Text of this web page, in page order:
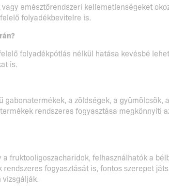
emésztőrendszeri kellemetlenségeket
folyadékbevitelre is.
folyadékpótlás nélkül hatása kevésbé
is.
a zöldségek, a gyümölcsök,
rendszeres fogyasztása megkönnyíti
fruktooligoszacharidok, felhasználhatók a
fogyasztását is, fontos szerepet